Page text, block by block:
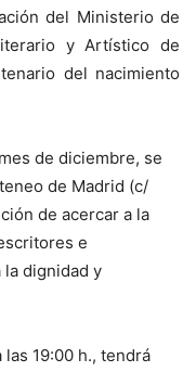
del Ministerio de
y Artístico de
del nacimiento
de diciembre, se
de Madrid (c/
de acercar a la
e
dignidad y
19:00 h., tendrá